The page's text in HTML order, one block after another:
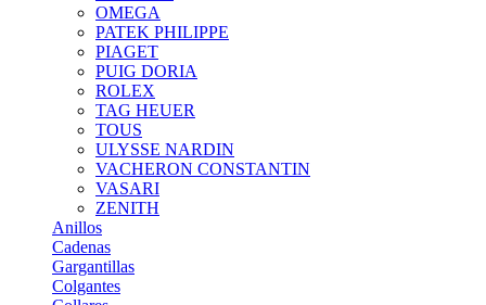
OMEGA
PATEK PHILIPPE
PIAGET
PUIG DORIA
ROLEX
TAG HEUER
TOUS
ULYSSE NARDIN
VACHERON CONSTANTIN
VASARI
ZENITH
Anillos
Cadenas
Gargantillas
Colgantes